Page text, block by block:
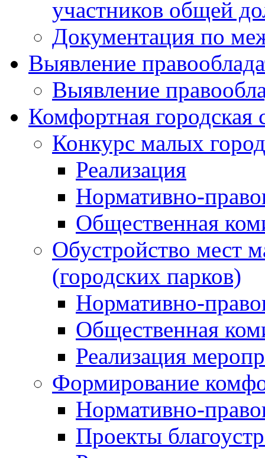
участников общей
Документация по
Выявление
Выявление
Комфортная городская
Конкурс малых
Реализация
Нормативно-
Общественная
Обустройство мест
(городских парков)
Нормативно-
Общественная
Реализация
Формирование
Нормативно-
Проекты